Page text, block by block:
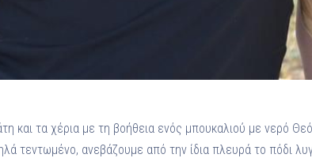
και τα χέρια με τη βοήθεια ενός μπουκαλιού με νερό
τεντωμένο, ανεβάζουμε από την ίδια πλευρά το πόδι